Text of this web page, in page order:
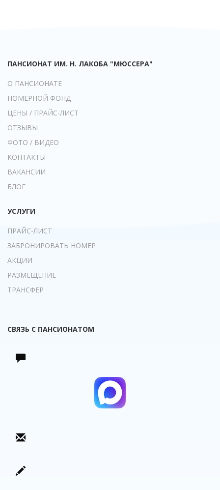
ПАНСИОНАТ ИМ. Н. ЛАКОБА "МЮССЕРА"
О ПАНСИОНАТЕ
НОМЕРНОЙ ФОНД
ЦЕНЫ / ПРАЙС-ЛИСТ
ОТЗЫВЫ
ФОТО / ВИДЕО
КОНТАКТЫ
ВАКАНСИИ
БЛОГ
УСЛУГИ
ПРАЙС-ЛИСТ
ЗАБРОНИРОВАТЬ НОМЕР
АКЦИИ
РАЗМЕЩЕНИЕ
ТРАНСФЕР
СВЯЗЬ С ПАНСИОНАТОМ